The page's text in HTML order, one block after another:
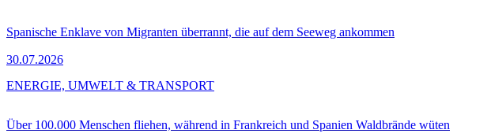
Spanische Enklave von Migranten überrannt, die auf dem Seeweg ankommen
30.07.2026
Über 100.000 Menschen fliehen, während in Frankreich und Spanien Waldbrände wüten
ENERGIE, UMWELT & TRANSPORT